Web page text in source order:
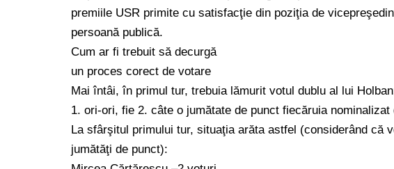
premiile USR primite cu satisfacţie din poziţia de
persoană publică.
Cum ar fi trebuit să decurgă
un proces corect de votare
Mai întâi, în primul tur, trebuia lămurit votul dublu al lui
1. ori-ori, fie 2. câte o jumătate de punct fiecăruia nominalizat
La sfârşitul primului tur, situaţia arăta astfel (considerând că
jumătăţi de punct):